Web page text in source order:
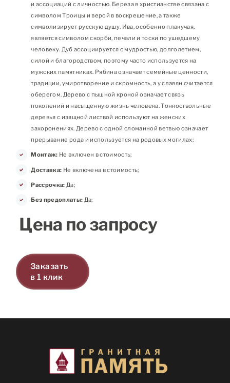
и ассоциаций с личностью. Береза в христианстве связана с
символом Троицы и верой в воскрешение, а также
символизирует русскую душу. Ива, особенно плакучая,
является символом скорби, печали и тоски по ушедшему
человеку. Дуб ассоциируется с мудростью, долголетием,
силой и благородством, поэтому часто используется на
мужских памятниках. Рябина означает семейные ценности,
традиции, умиротворение и скромность, а у славян считается
оберегом. Дерево с пышной кроной означает связь
поколений и насыщенную жизнь человека. Тонкоствольные
деревья с изящной листвой используют на женских
захоронениях. Дерево с одной сломанной ветвью означает
прерывание рода и используется на родовых могилах;
Монтаж: Не включен в стоимость;
Доставка: Не включена в стоимость;
Рассрочка: Да;
Без предоплаты: Да;
Цена по запросу
Заказать
в 1 клик